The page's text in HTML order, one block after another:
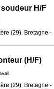
H/F
(29), Bretagne -
(H/F)
(29), Bretagne -